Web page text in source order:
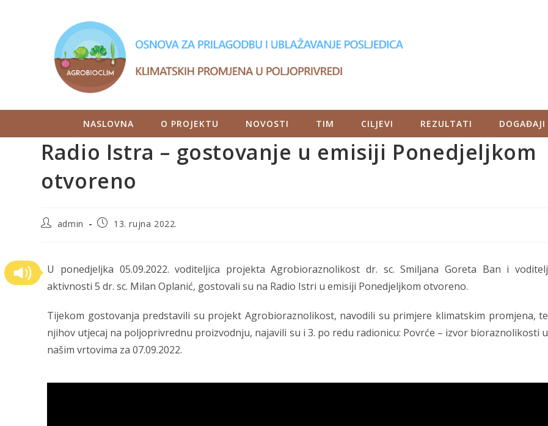
NASLOVNA O PROJEKTU NOVOSTI TIM CILJEVI REZULTATI DOGAĐAJI
Radio Istra – gostovanje u emisiji Ponedjeljkom
otvoreno
admin 13. rujna 2022.
U ponedjeljka 05.09.2022. voditeljica projekta Agrobioraznolikost dr. sc. Smiljana Goreta Ban i voditelj
aktivnosti 5 dr. sc. Milan Oplanić, gostovali su na Radio Istri u emisiji Ponedjeljkom otvoreno.
Tijekom gostovanja predstavili su projekt Agrobioraznolikost, navodili su primjere klimatskim promjena, te
njihov utjecaj na poljoprivrednu proizvodnju, najavili su i 3. po redu radionicu: Povrće – izvor bioraznolikosti u
našim vrtovima za 07.09.2022.